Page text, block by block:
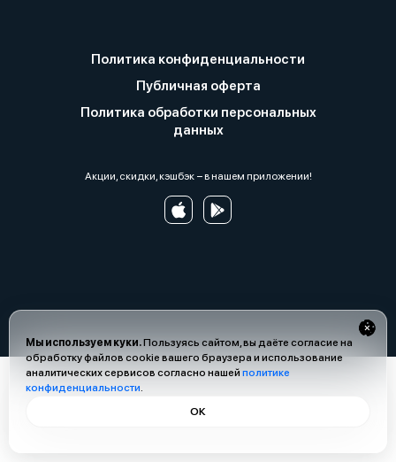
Мы используем куки.Пользуясь сайтом, вы даёте согласие на
обработку файлов cookie вашего браузера и использование
аналитических сервисов согласно нашей политике
конфиденциальности.
ОК
Политика конфиденциальности
Публичная оферта
Политика обработки персональных
данных
Акции, скидки, кэшбэк − в нашем приложении!